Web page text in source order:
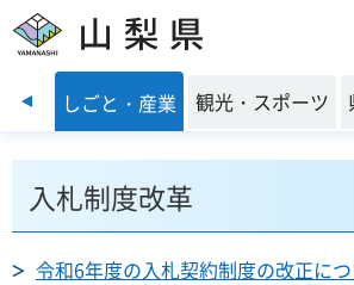
山梨県
前のスライドを表示
境 しごと・産業 観光・スポーツ
入札制度改革
令和6年度の入札契約制度の改正に